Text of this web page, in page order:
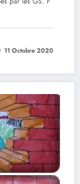
11 Octobre 2020